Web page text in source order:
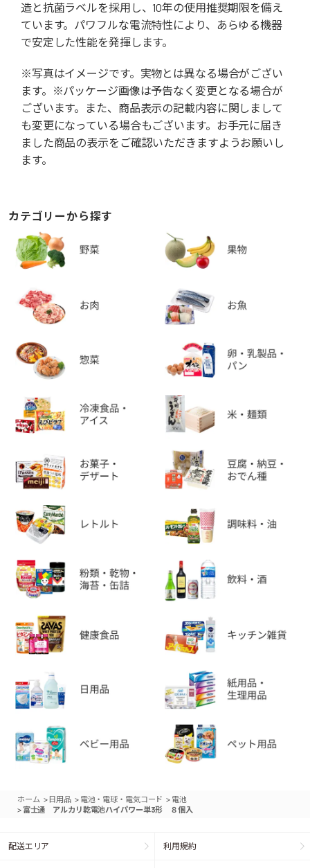
造と抗菌ラベルを採用し、10年の使用推奨期限を備え
ています。パワフルな電流特性により、あらゆる機器
で安定した性能を発揮します。
※写真はイメージです。実物とは異なる場合がござい
ます。※パッケージ画像は予告なく変更となる場合が
ございます。また、商品表示の記載内容に関しまして
も変更になっている場合もございます。お手元に届き
ました商品の表示をご確認いただきますようお願いし
ます。
カテゴリーから探す
ホーム > 日用品 > 電池・電球・電気コード > 電池
> 富士通 アルカリ乾電池ハイパワー単3形 ８個入
配送エリア 利用規約